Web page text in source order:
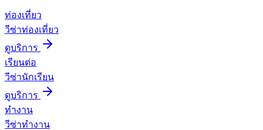
ท่องเที่ยว
วีซ่าท่องเที่ยว
ดูบริการ
เรียนต่อ
วีซ่านักเรียน
ดูบริการ
ทำงาน
วีซ่าทำงาน